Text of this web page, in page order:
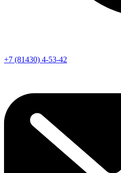
+7 (81430) 4-53-42